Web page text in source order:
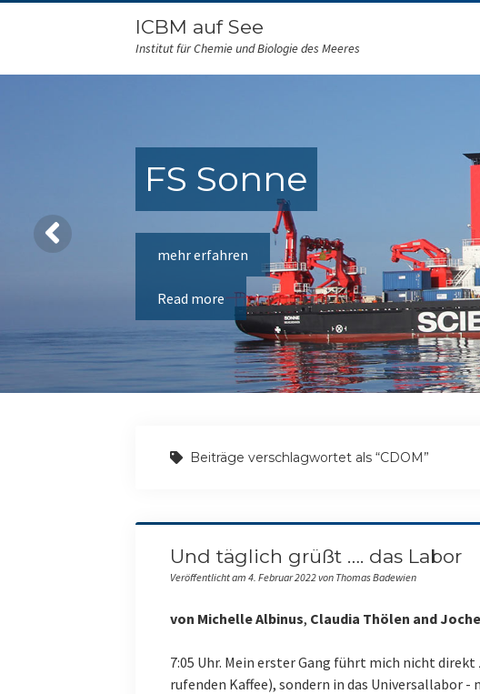
ICBM auf See
Institut für Chemie und Biologie des Meeres
FS Sonne
mehr erfahren
Read more
Beiträge verschlagwortet als “CDOM”
Und täglich grüßt …. das Labor
Veröffentlicht am 4. Februar 2022 von Thomas Badewien
von Michelle Albinus, Claudia Thölen and
7:05 Uhr. Mein erster Gang führt mich nicht
rufenden Kaffee), sondern in das Universallabor